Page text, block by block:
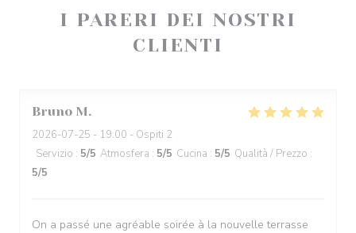
I PARERI DEI NOSTRI
CLIENTI
Bruno M
2026-07-25 - 19:00 - Ospiti 2
Servizio : 5/5 Atmosfera : 5/5 Cucina : 5/5 Qualità / Prezzo :
5/5
On a passé une agréable soirée à la nouvelle terrasse